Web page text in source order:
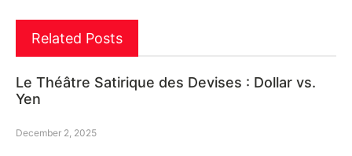
Related Posts
Le Théâtre Satirique des Devises : Dollar vs.
Yen
December 2, 2025